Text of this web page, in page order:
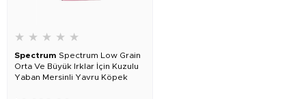
★ ★ ★ ★ ★
Spectrum Spectrum Low Grain
Orta Ve Büyük Irklar İçin Kuzulu
Yaban Mersinli Yavru Köpek